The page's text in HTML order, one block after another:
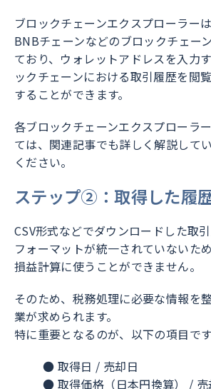
ブロックチェーンエクスプローラー
BNBチェーンなどのブロックチェー
ており、ウォレットアドレスを入力
ックチェーンにおける取引履歴を閲
することができます。
各ブロックチェーンエクスプローラ
ては、関連記事でも詳しく解説して
ください。
ステップ②：取得した履
CSV形式などでダウンロードした取
フォーマットが統一されていないた
損益計算に使うことができません。
そのため、税務処理に必要な情報を
業が求められます。
特に重要となるのが、以下の項目です
● 取得日 / 売却日
● 取得価格（日本円換算） / 売